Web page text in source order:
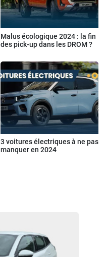
Malus écologique 2024 : la fin
des pick-up dans les DROM ?
3 voitures électriques à ne pas
manquer en 2024